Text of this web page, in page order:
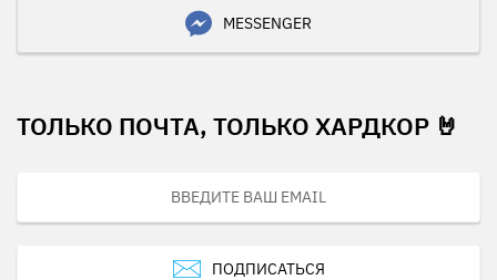
MESSENGER
ТОЛЬКО ПОЧТА, ТОЛЬКО ХАРДКОР 🤘
ПОДПИСАТЬСЯ